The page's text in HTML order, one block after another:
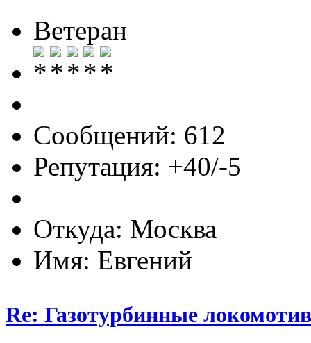
Ветеран
Сообщений: 612
Репутация: +40/-5
Откуда: Москва
Имя: Евгений
Re: Газотурбинные